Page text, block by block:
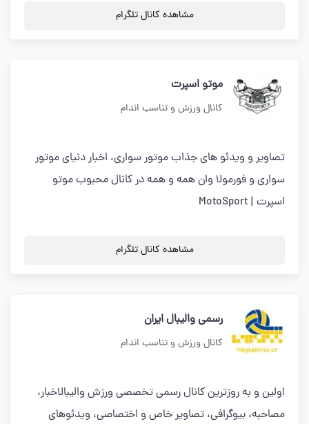
مشاهده کانال تلگرام
موتو اسپرت
کانال ورزش و تناسب اندام
تصاویر و ویدئو های جذاب موتور سواری، اخبار دنیای موتور
سواری و فورمولا وان همه و همه در کانال محبوب موتو
اسپرت | MotoSport
مشاهده کانال تلگرام
رسمی والیبال ایران
کانال ورزش و تناسب اندام
اولین و به روزترین کانال رسمی تخصصی ورزش والیبالاخبار،
مصاحبه، بيوگرافى، تصاوير خاص و اختصاصى، ويدئوهاى